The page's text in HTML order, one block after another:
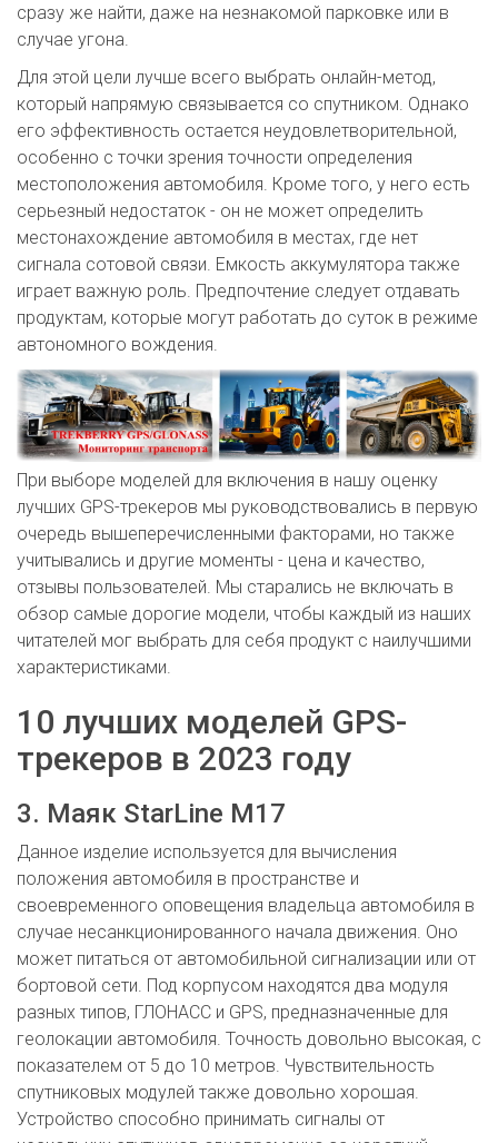
сразу же найти, даже на незнакомой парковке или в
случае угона.
Для этой цели лучше всего выбрать онлайн-метод,
который напрямую связывается со спутником. Однако
его эффективность остается неудовлетворительной,
особенно с точки зрения точности определения
местоположения автомобиля. Кроме того, у него есть
серьезный недостаток - он не может определить
местонахождение автомобиля в местах, где нет
сигнала сотовой связи. Емкость аккумулятора также
играет важную роль. Предпочтение следует отдавать
продуктам, которые могут работать до суток в режиме
автономного вождения.
При выборе моделей для включения в нашу оценку
лучших GPS-трекеров мы руководствовались в первую
очередь вышеперечисленными факторами, но также
учитывались и другие моменты - цена и качество,
отзывы пользователей. Мы старались не включать в
обзор самые дорогие модели, чтобы каждый из наших
читателей мог выбрать для себя продукт с наилучшими
характеристиками.
10 лучших моделей GPS-
трекеров в 2023 году
3. Маяк StarLine M17
Данное изделие используется для вычисления
положения автомобиля в пространстве и
своевременного оповещения владельца автомобиля в
случае несанкционированного начала движения. Оно
может питаться от автомобильной сигнализации или от
бортовой сети. Под корпусом находятся два модуля
разных типов, ГЛОНАСС и GPS, предназначенные для
геолокации автомобиля. Точность довольно высокая, с
показателем от 5 до 10 метров. Чувствительность
спутниковых модулей также довольно хорошая.
Устройство способно принимать сигналы от